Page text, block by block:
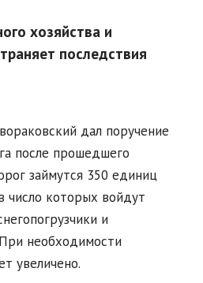
хозяйства и
последствия
дал поручение
после прошедшего
займутся 350 единиц
число которых войдут
и
необходимости
увеличено.